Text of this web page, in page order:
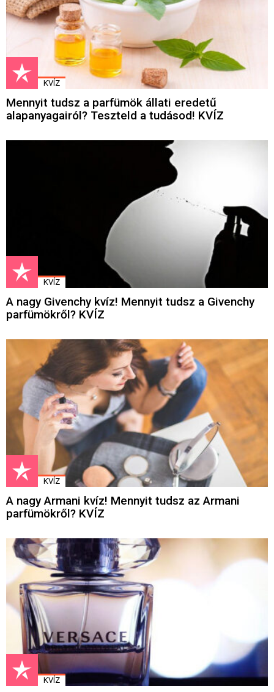
KVÍZ
Mennyit tudsz a parfümök állati eredetű
alapanyagairól? Teszteld a tudásod! KVÍZ
KVÍZ
A nagy Givenchy kvíz! Mennyit tudsz a Givenchy
parfümökről? KVÍZ
KVÍZ
A nagy Armani kvíz! Mennyit tudsz az Armani
parfümökről? KVÍZ
KVÍZ